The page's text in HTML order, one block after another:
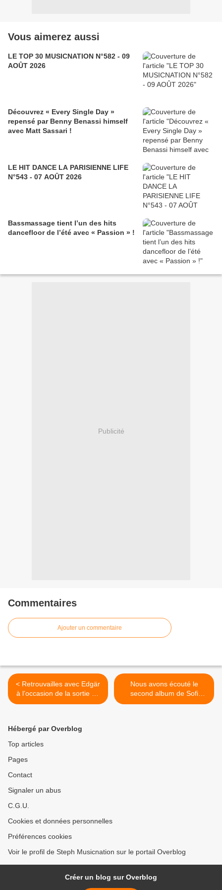
Vous aimerez aussi
LE TOP 30 MUSICNATION N°582 - 09
AOÛT 2026
Découvrez « Every Single Day »
repensé par Benny Benassi himself
avec Matt Sassari !
LE HIT DANCE LA PARISIENNE LIFE
N°543 - 07 AOÛT 2026
Bassmassage tient l’un des hits
dancefloor de l’été avec « Passion » !
Publicité
Commentaires
Ajouter un commentaire
< Retrouvailles avec Edgär
à l’occasion de la sortie du
premier album du duo !
Nous avons écouté le
second album de Sofi
Tukker ! >
Hébergé par Overblog
Top articles
Pages
Contact
Signaler un abus
C.G.U.
Cookies et données personnelles
Préférences cookies
Voir le profil de Steph Musicnation sur le portail Overblog
Créer un blog sur Overblog